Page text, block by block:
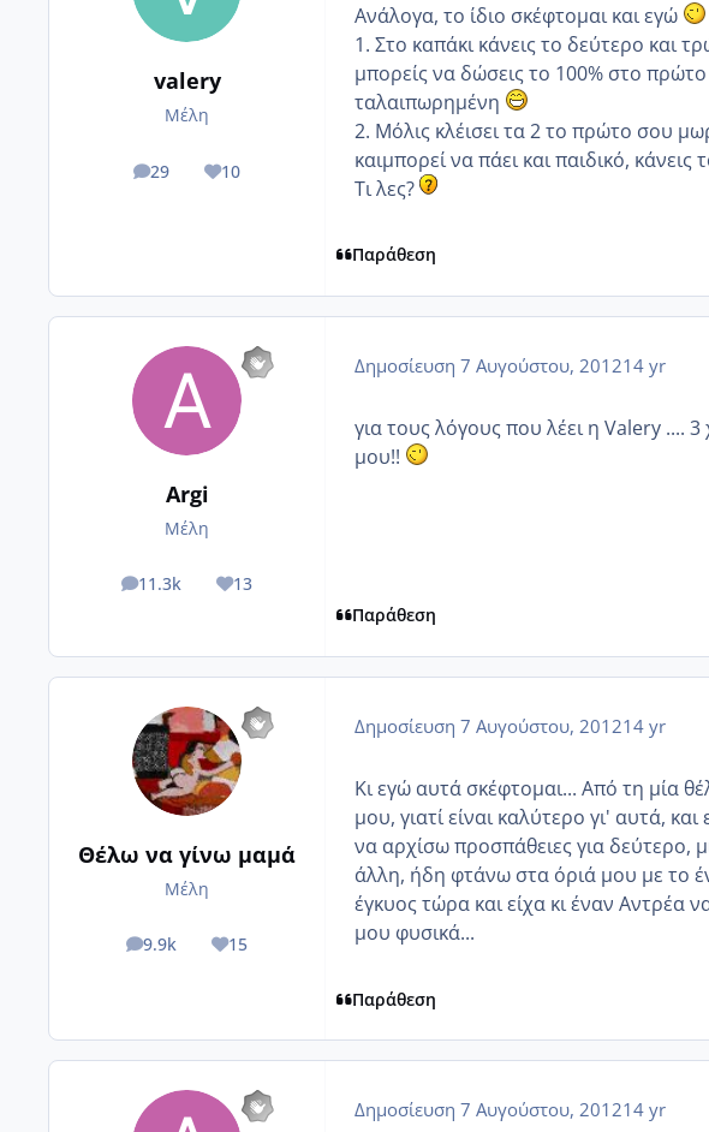
valery
Μέλη
29
posts 10
Reputation
Ανάλογα, το ίδιο σκέφτομαι και εγώ
1. Στο καπάκι κάνεις το δεύτερο και
μπορείς να δώσεις το 100% στο
ταλαιπωρημένη
2. Μόλις κλέισει τα 2 το πρώτο σου
καιμπορεί να πάει και παιδικό,
Τι λες?
Παράθεση
Argi
Μέλη
11.3k
posts 13
Reputation
Δημοσίευση 7 Αυγούστου, 201214 yr
για τους λόγους που λέει η Valery ....
μου!!
Παράθεση
Θέλω να γίνω μαμά
Μέλη
9.9k
posts 15
Reputation
Δημοσίευση 7 Αυγούστου, 201214 yr
Κι εγώ αυτά σκέφτομαι... Από τη μία
μου, γιατί είναι καλύτερο γι' αυτά,
να αρχίσω προσπάθειες για δεύτερο,
άλλη, ήδη φτάνω στα όριά μου με το
έγκυος τώρα και είχα κι έναν Αντρέα
μου φυσικά...
Παράθεση
Δημοσίευση 7 Αυγούστου, 201214 yr